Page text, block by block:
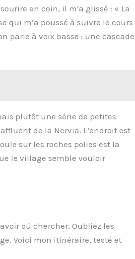
en coin, il m’a glissé : « La
qui m’a poussé à suivre le cours
parle à voix basse : une cascade
plutôt une série de petites
de la Nervia. L’endroit est
sur les roches polies est la
le village semble vouloir
où chercher. Oubliez les
Voici mon itinéraire, testé et